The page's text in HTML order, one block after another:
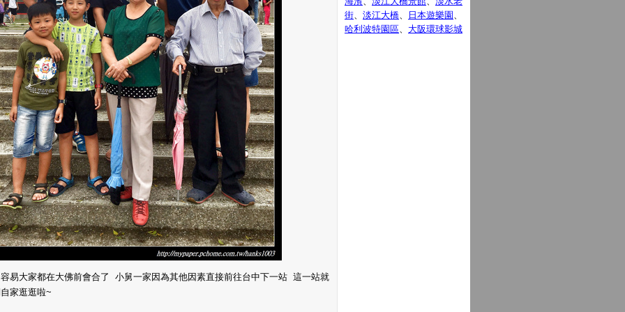
易大家都在大佛前會合了 小舅一家因為其他因素直接前往台中下一站 這一站就
家逛逛啦~
街、 淡江大橋、 日本遊樂園 、
哈利波特園區、 大阪環球影城